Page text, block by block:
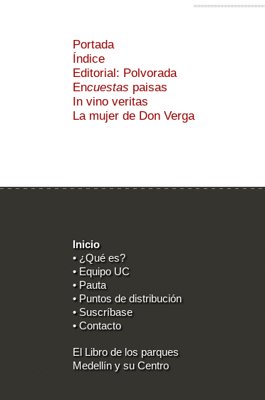
Portada
Índice
Editorial: Polvorada
Encuestas paisas
In vino veritas
La mujer de Don Verga
Inicio
• ¿Qué es?
• Equipo UC
• Pauta
• Puntos de distribución
• Suscríbase
• Contacto
El Libro de los parques
Medellín y su Centro